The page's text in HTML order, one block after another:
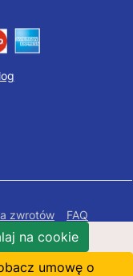
zwrotów
FAQ
Strony
prawa
na cookie
umowę o